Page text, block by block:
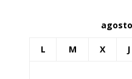
L M X J